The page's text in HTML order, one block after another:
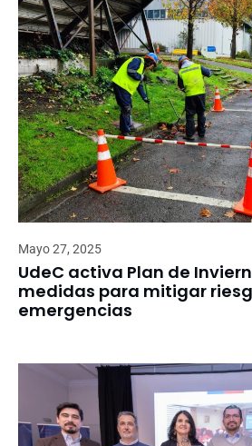
Mayo 27, 2025
UdeC activa Plan de
medidas para mitigar
emergencias